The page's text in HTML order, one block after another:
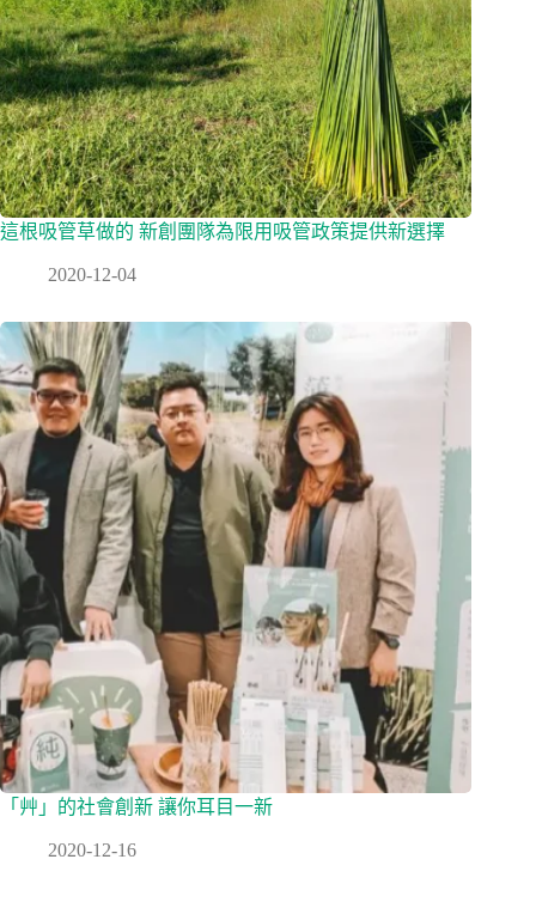
這根吸管草做的 新創團隊為限用吸管政策提供新選擇
2020-12-04
「艸」的社會創新 讓你耳目一新
2020-12-16